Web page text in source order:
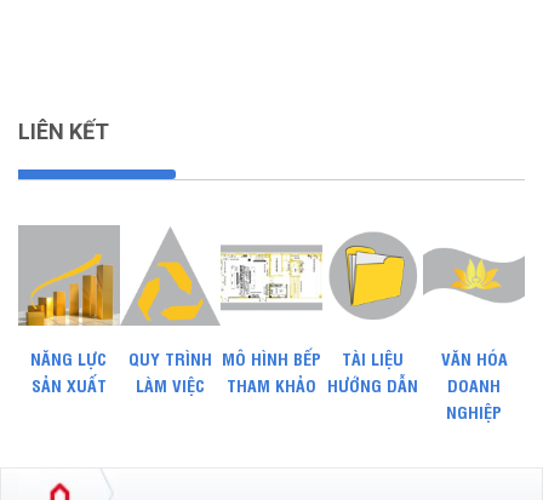
LIÊN KẾT
NĂNG LỰC
SẢN XUẤT
QUY TRÌNH
LÀM VIỆC
MÔ HÌNH BẾP
THAM KHẢO
TÀI LIỆU
HƯỚNG DẪN
VĂN HÓA
DOANH
NGHIỆP